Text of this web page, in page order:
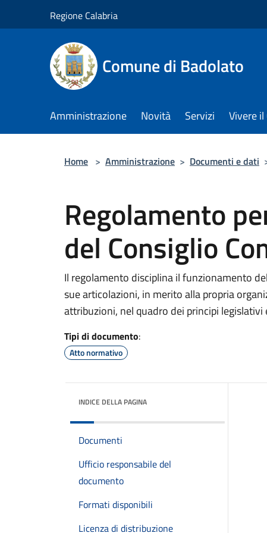
Regione Calabria
Comune di Badolato
Amministrazione Novità Servizi Vivere
Home > Amministrazione > Documenti e dati
Regolamento
del Consiglio
Il regolamento disciplina il funzionamento
sue articolazioni, in merito alla propria
attribuzioni, nel quadro dei principi legislativi
Tipi di documento:
Atto normativo
INDICE DELLA PAGINA
Documenti
Ufficio responsabile del
documento
Formati disponibili
Licenza di distribuzione